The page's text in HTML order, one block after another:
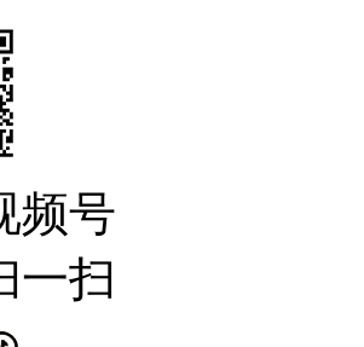
频号
一扫